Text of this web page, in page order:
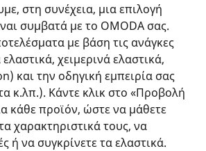
στη συνέχεια, μια επιλογή
συμβατά με το OMODA σας.
με βάση τις ανάγκες
χειμερινά ελαστικά,
και την οδηγική εμπειρία σας
κ.λπ.). Κάντε κλικ στο «Προβολή
κάθε προϊόν, ώστε να μάθετε
χαρακτηριστικά τους, να
ή να συγκρίνετε τα ελαστικά.